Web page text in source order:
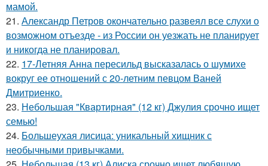
мамой.
21. Александр Петров окончательно развеял все слухи о
возможном отъезде - из России он уезжать не планирует
и никогда не планировал.
22. 17-Летняя Анна пересильд высказалась о шумихе
вокруг ее отношений с 20-летним певцом Ваней
Дмитриенко.
23. Небольшая "Квартирная" (12 кг) Джулия срочно ищет
семью!
24. Большеухая лисица: уникальный хищник с
необычными привычками.